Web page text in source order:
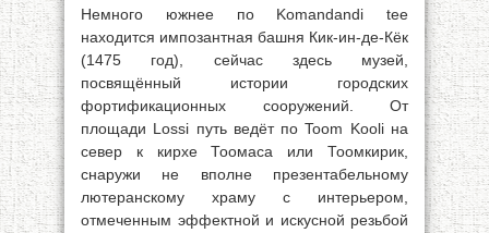
Немного южнее по Komandandi tee
находится импозантная башня Кик-ин-де-Кёк
(1475 год), сейчас здесь музей,
посвящённый истории городских
фортификационных сооружений. От
площади Lossi путь ведёт по Toom Kooli на
север к кирхе Тоомаса или Тоомкирик,
снаружи не вполне презентабельному
лютеранскому храму с интерьером,
отмеченным эффектной и искусной резьбой